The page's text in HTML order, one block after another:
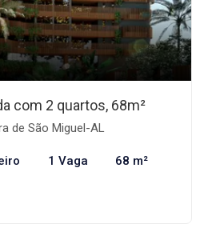
com 2 quartos, 68m²
de São Miguel-AL
1 Vaga 68 m²